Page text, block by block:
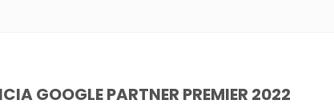
GOOGLE PARTNER PREMIER 2022